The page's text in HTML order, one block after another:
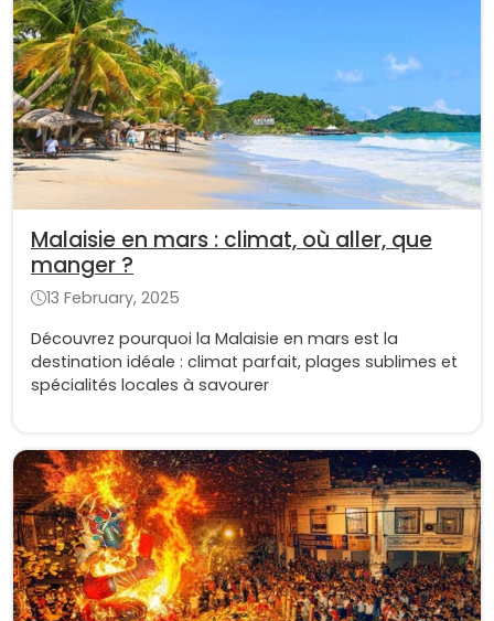
Malaisie en mars : climat, où aller, que
manger ?
13 February, 2025
Découvrez pourquoi la Malaisie en mars est la
destination idéale : climat parfait, plages sublimes et
spécialités locales à savourer